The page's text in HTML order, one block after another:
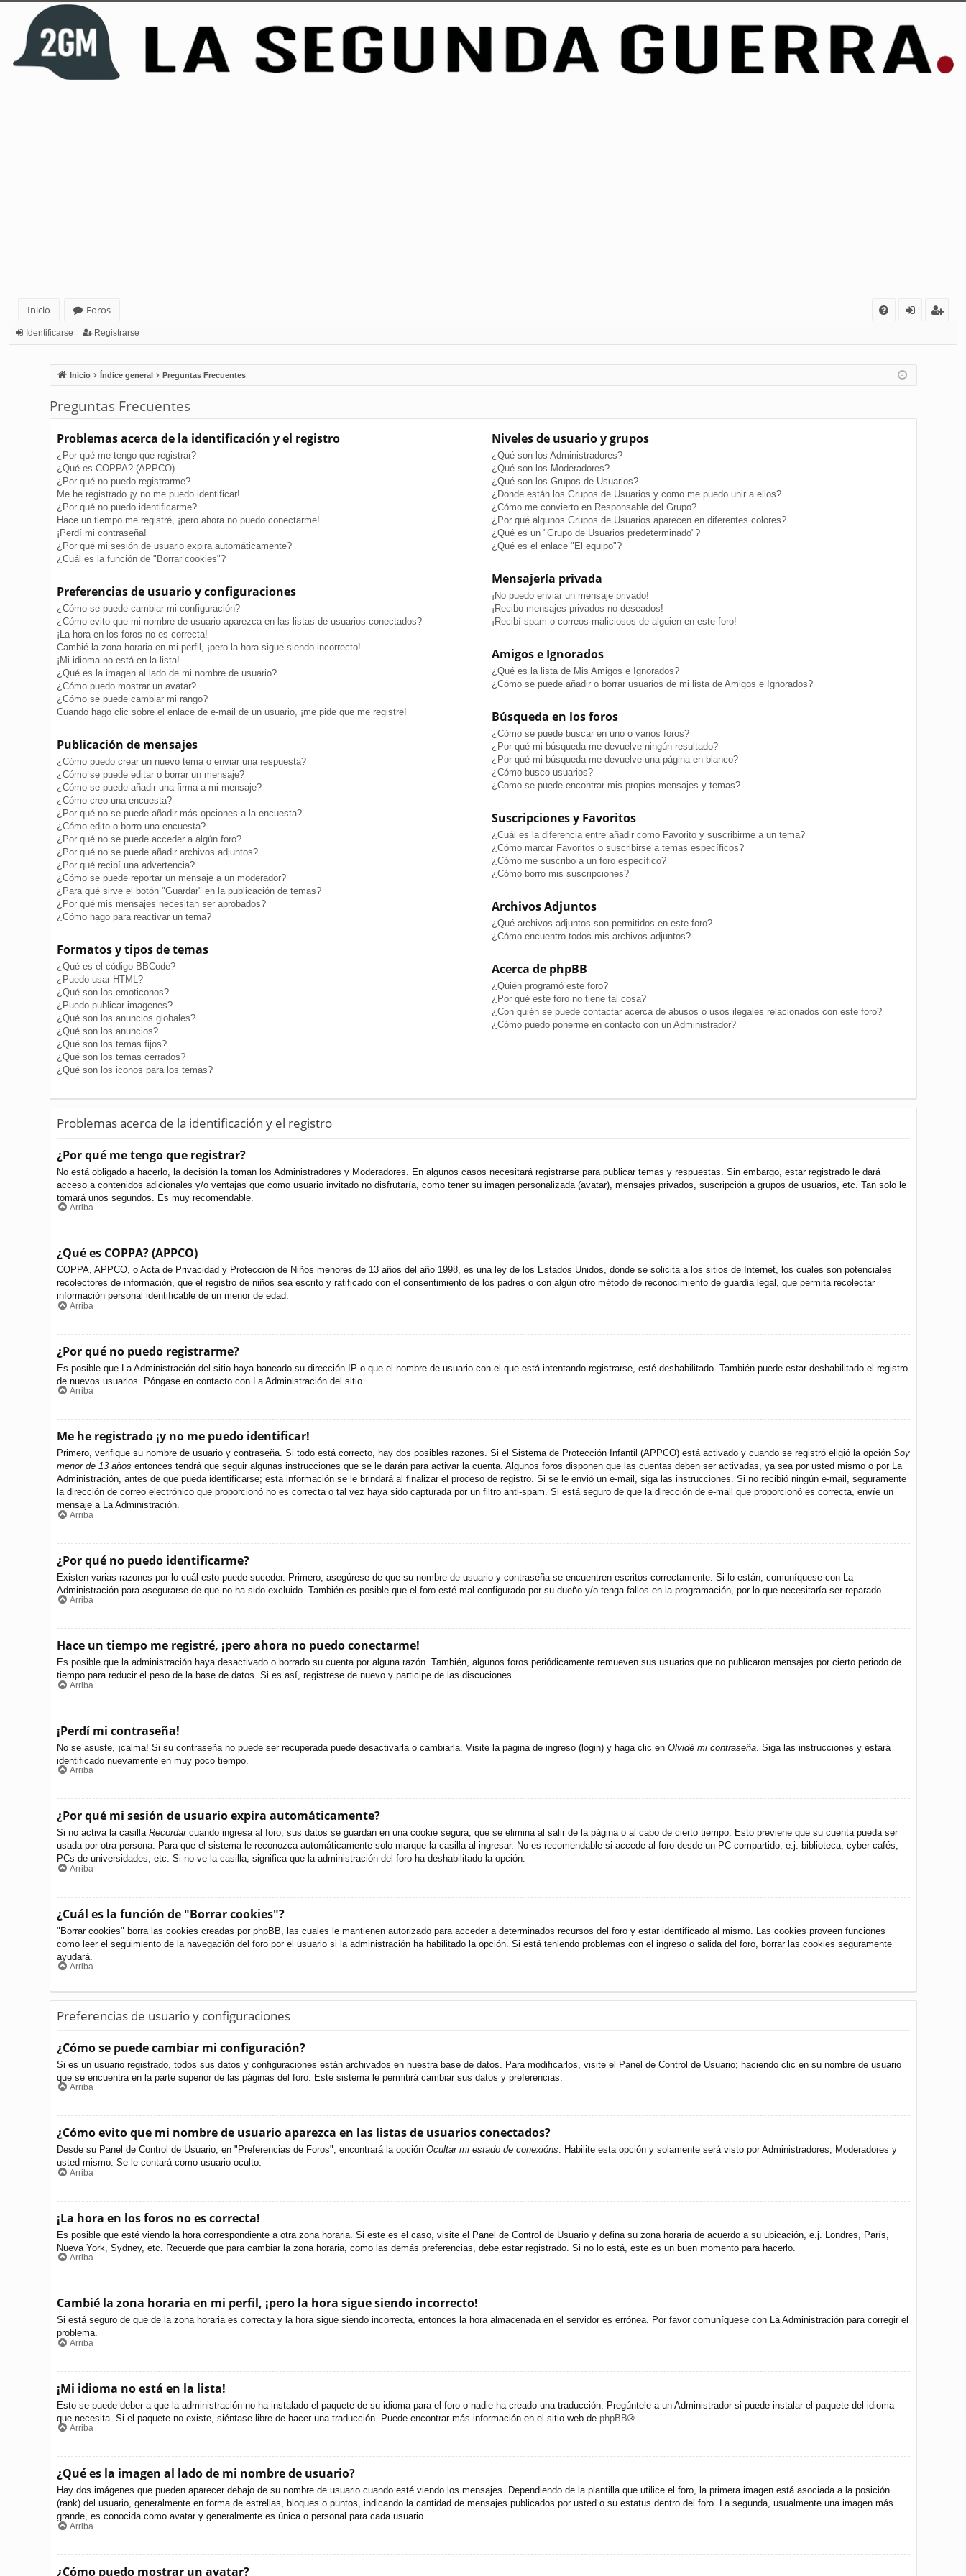
Inicio
Foros
rs
Identificarse Registrarse
Inicio Índice general Preguntas Frecuentes
Preguntas Frecuentes
Problemas acerca de la identificación y el registro
¿Por qué me tengo que registrar?
¿Qué es COPPA? (APPCO)
¿Por qué no puedo registrarme?
Me he registrado ¡y no me puedo identificar!
¿Por qué no puedo identificarme?
Hace un tiempo me registré, ¡pero ahora no puedo conectarme!
¡Perdí mi contraseña!
¿Por qué mi sesión de usuario expira automáticamente?
¿Cuál es la función de "Borrar cookies"?
Preferencias de usuario y configuraciones
¿Cómo se puede cambiar mi configuración?
¿Cómo evito que mi nombre de usuario aparezca en las listas de usuarios conectados?
¡La hora en los foros no es correcta!
Cambié la zona horaria en mi perfil, ¡pero la hora sigue siendo incorrecto!
¡Mi idioma no está en la lista!
¿Qué es la imagen al lado de mi nombre de usuario?
¿Cómo puedo mostrar un avatar?
¿Cómo se puede cambiar mi rango?
Cuando hago clic sobre el enlace de e-mail de un usuario, ¡me pide que me registre!
Publicación de mensajes
¿Cómo puedo crear un nuevo tema o enviar una respuesta?
¿Cómo se puede editar o borrar un mensaje?
¿Cómo se puede añadir una firma a mi mensaje?
¿Cómo creo una encuesta?
¿Por qué no se puede añadir más opciones a la encuesta?
¿Cómo edito o borro una encuesta?
¿Por qué no se puede acceder a algún foro?
¿Por qué no se puede añadir archivos adjuntos?
¿Por qué recibí una advertencia?
¿Cómo se puede reportar un mensaje a un moderador?
¿Para qué sirve el botón "Guardar" en la publicación de temas?
¿Por qué mis mensajes necesitan ser aprobados?
¿Cómo hago para reactivar un tema?
Formatos y tipos de temas
¿Qué es el código BBCode?
¿Puedo usar HTML?
¿Qué son los emoticonos?
¿Puedo publicar imagenes?
¿Qué son los anuncios globales?
¿Qué son los anuncios?
¿Qué son los temas fijos?
¿Qué son los temas cerrados?
¿Qué son los iconos para los temas?
Niveles de usuario y grupos
¿Qué son los Administradores?
¿Qué son los Moderadores?
¿Qué son los Grupos de Usuarios?
¿Donde están los Grupos de Usuarios y como me puedo unir a ellos?
¿Cómo me convierto en Responsable del Grupo?
¿Por qué algunos Grupos de Usuarios aparecen en diferentes colores?
¿Qué es un "Grupo de Usuarios predeterminado"?
¿Qué es el enlace "El equipo"?
Mensajería privada
¡No puedo enviar un mensaje privado!
¡Recibo mensajes privados no deseados!
¡Recibí spam o correos maliciosos de alguien en este foro!
Amigos e Ignorados
¿Qué es la lista de Mis Amigos e Ignorados?
¿Cómo se puede añadir o borrar usuarios de mi lista de Amigos e Ignorados?
Búsqueda en los foros
¿Cómo se puede buscar en uno o varios foros?
¿Por qué mi búsqueda me devuelve ningún resultado?
¿Por qué mi búsqueda me devuelve una página en blanco?
¿Cómo busco usuarios?
¿Como se puede encontrar mis propios mensajes y temas?
Suscripciones y Favoritos
¿Cuál es la diferencia entre añadir como Favorito y suscribirme a un tema?
¿Cómo marcar Favoritos o suscribirse a temas específicos?
¿Cómo me suscribo a un foro específico?
¿Cómo borro mis suscripciones?
Archivos Adjuntos
¿Qué archivos adjuntos son permitidos en este foro?
¿Cómo encuentro todos mis archivos adjuntos?
Acerca de phpBB
¿Quién programó este foro?
¿Por qué este foro no tiene tal cosa?
¿Con quién se puede contactar acerca de abusos o usos ilegales relacionados con este foro?
¿Cómo puedo ponerme en contacto con un Administrador?
Problemas acerca de la identificación y el registro
¿Por qué me tengo que registrar?
No está obligado a hacerlo, la decisión la toman los Administradores y Moderadores. En algunos casos necesitará registrarse para publicar temas y respuestas. Sin embargo, estar registrado le dará
acceso a contenidos adicionales y/o ventajas que como usuario invitado no disfrutaría, como tener su imagen personalizada (avatar), mensajes privados, suscripción a grupos de usuarios, etc. Tan solo le
tomará unos segundos. Es muy recomendable.
Arriba
¿Qué es COPPA? (APPCO)
COPPA, APPCO, o Acta de Privacidad y Protección de Niños menores de 13 años del año 1998, es una ley de los Estados Unidos, donde se solicita a los sitios de Internet, los cuales son potenciales
recolectores de información, que el registro de niños sea escrito y ratificado con el consentimiento de los padres o con algún otro método de reconocimiento de guardia legal, que permita recolectar
información personal identificable de un menor de edad.
Arriba
¿Por qué no puedo registrarme?
Es posible que La Administración del sitio haya baneado su dirección IP o que el nombre de usuario con el que está intentando registrarse, esté deshabilitado. También puede estar deshabilitado el registro
de nuevos usuarios. Póngase en contacto con La Administración del sitio.
Arriba
Me he registrado ¡y no me puedo identificar!
Primero, verifique su nombre de usuario y contraseña. Si todo está correcto, hay dos posibles razones. Si el Sistema de Protección Infantil (APPCO) está activado y cuando se registró eligió la opción Soy
menor de 13 años entonces tendrá que seguir algunas instrucciones que se le darán para activar la cuenta. Algunos foros disponen que las cuentas deben ser activadas, ya sea por usted mismo o por La
Administración, antes de que pueda identificarse; esta información se le brindará al finalizar el proceso de registro. Si se le envió un e-mail, siga las instrucciones. Si no recibió ningún e-mail, seguramente
la dirección de correo electrónico que proporcionó no es correcta o tal vez haya sido capturada por un filtro anti-spam. Si está seguro de que la dirección de e-mail que proporcionó es correcta, envíe un
mensaje a La Administración.
Arriba
¿Por qué no puedo identificarme?
Existen varias razones por lo cuál esto puede suceder. Primero, asegúrese de que su nombre de usuario y contraseña se encuentren escritos correctamente. Si lo están, comuníquese con La
Administración para asegurarse de que no ha sido excluido. También es posible que el foro esté mal configurado por su dueño y/o tenga fallos en la programación, por lo que necesitaría ser reparado.
Arriba
Hace un tiempo me registré, ¡pero ahora no puedo conectarme!
Es posible que la administración haya desactivado o borrado su cuenta por alguna razón. También, algunos foros periódicamente remueven sus usuarios que no publicaron mensajes por cierto periodo de
tiempo para reducir el peso de la base de datos. Si es así, registrese de nuevo y participe de las discuciones.
Arriba
¡Perdí mi contraseña!
No se asuste, ¡calma! Si su contraseña no puede ser recuperada puede desactivarla o cambiarla. Visite la página de ingreso (login) y haga clic en Olvidé mi contraseña. Siga las instrucciones y estará
identificado nuevamente en muy poco tiempo.
Arriba
¿Por qué mi sesión de usuario expira automáticamente?
Si no activa la casilla Recordarcuando ingresa al foro, sus datos se guardan en una cookie segura, que se elimina al salir de la página o al cabo de cierto tiempo. Esto previene que su cuenta pueda ser
usada por otra persona. Para que el sistema le reconozca automáticamente solo marque la casilla al ingresar. No es recomendable si accede al foro desde un PC compartido, e.j. biblioteca, cyber-cafés,
PCs de universidades, etc. Si no ve la casilla, significa que la administración del foro ha deshabilitado la opción.
Arriba
¿Cuál es la función de "Borrar cookies"?
"Borrar cookies" borra las cookies creadas por phpBB, las cuales le mantienen autorizado para acceder a determinados recursos del foro y estar identificado al mismo. Las cookies proveen funciones
como leer el seguimiento de la navegación del foro por el usuario si la administración ha habilitado la opción. Si está teniendo problemas con el ingreso o salida del foro, borrar las cookies seguramente
ayudará.
Arriba
Preferencias de usuario y configuraciones
¿Cómo se puede cambiar mi configuración?
Si es un usuario registrado, todos sus datos y configuraciones están archivados en nuestra base de datos. Para modificarlos, visite el Panel de Control de Usuario; haciendo clic en su nombre de usuario
que se encuentra en la parte superior de las páginas del foro. Este sistema le permitirá cambiar sus datos y preferencias.
Arriba
¿Cómo evito que mi nombre de usuario aparezca en las listas de usuarios conectados?
Desde su Panel de Control de Usuario, en "Preferencias de Foros", encontrará la opción Ocultar mi estado de conexións. Habilite esta opción y solamente será visto por Administradores, Moderadores y
usted mismo. Se le contará como usuario oculto.
Arriba
¡La hora en los foros no es correcta!
Es posible que esté viendo la hora correspondiente a otra zona horaria. Si este es el caso, visite el Panel de Control de Usuario y defina su zona horaria de acuerdo a su ubicación, e.j. Londres, París,
Nueva York, Sydney, etc. Recuerde que para cambiar la zona horaria, como las demás preferencias, debe estar registrado. Si no lo está, este es un buen momento para hacerlo.
Arriba
Cambié la zona horaria en mi perfil, ¡pero la hora sigue siendo incorrecto!
Si está seguro de que de la zona horaria es correcta y la hora sigue siendo incorrecta, entonces la hora almacenada en el servidor es errónea. Por favor comuníquese con La Administración para corregir el
problema.
Arriba
¡Mi idioma no está en la lista!
Esto se puede deber a que la administración no ha instalado el paquete de su idioma para el foro o nadie ha creado una traducción. Pregúntele a un Administrador si puede instalar el paquete del idioma
que necesita. Si el paquete no existe, siéntase libre de hacer una traducción. Puede encontrar más información en el sitio web de phpBB®
Arriba
¿Qué es la imagen al lado de mi nombre de usuario?
Hay dos imágenes que pueden aparecer debajo de su nombre de usuario cuando esté viendo los mensajes. Dependiendo de la plantilla que utilice el foro, la primera imagen está asociada a la posición
(rank) del usuario, generalmente en forma de estrellas, bloques o puntos, indicando la cantidad de mensajes publicados por usted o su estatus dentro del foro. La segunda, usualmente una imagen más
grande, es conocida como avatar y generalmente es única o personal para cada usuario.
Arriba
¿Cómo puedo mostrar un avatar?